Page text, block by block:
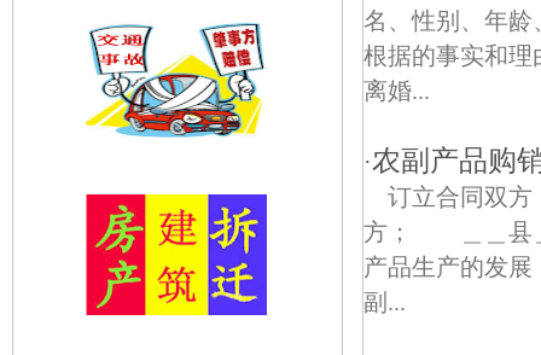
名、性别、年
根据的事实和
离婚...
·农副产品购
订立合同双
方； ＿＿县
产品生产的发
副...